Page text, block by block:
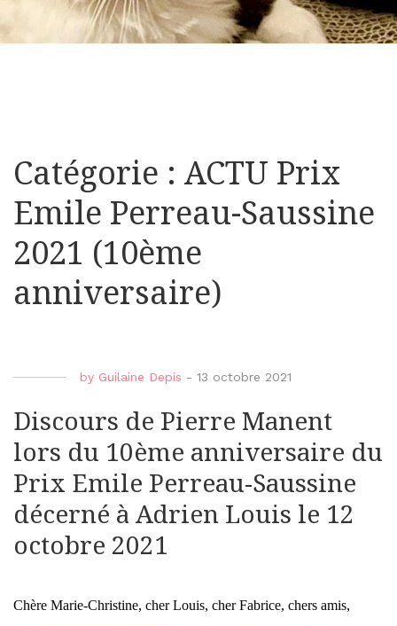
Catégorie : ACTU Prix
Emile Perreau-Saussine
2021 (10ème
anniversaire)
by Guilaine Depis - 13 octobre 2021
Discours de Pierre Manent
lors du 10ème anniversaire du
Prix Emile Perreau-Saussine
décerné à Adrien Louis le 12
octobre 2021
Chère Marie-Christine, cher Louis, cher Fabrice, chers amis,